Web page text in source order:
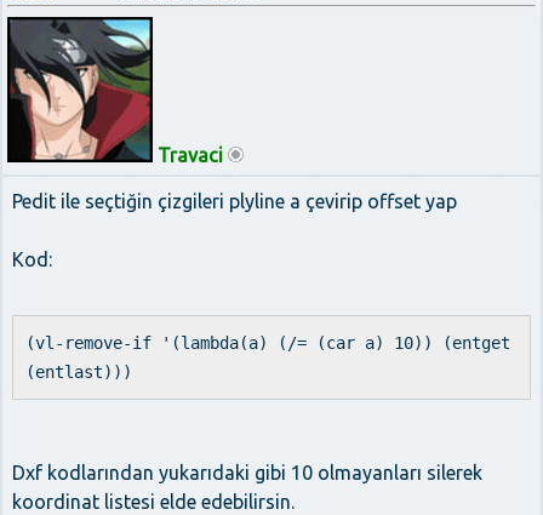
Travaci
Pedit ile seçtiğin çizgileri plyline a çevirip offset yap
Kod:
(vl-remove-if '(lambda(a) (/= (car a) 10)) (entget
(entlast)))
Dxf kodlarından yukarıdaki gibi 10 olmayanları silerek
koordinat listesi elde edebilirsin.